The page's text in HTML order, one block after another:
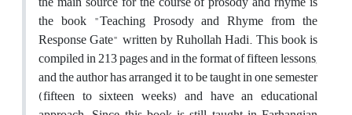
the book "Teaching Prosody and Rhyme from the
Response Gate" written by Ruhollah Hadi. This book is
compiled in 213 pages and in the format of fifteen lessons,
and the author has arranged it to be taught in one semester
(fifteen to sixteen weeks) and have an educational